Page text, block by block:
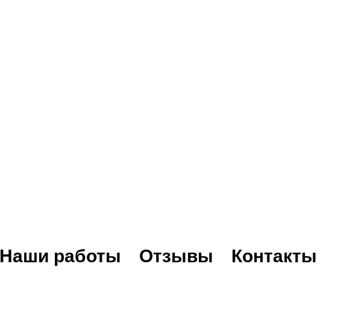
Наши работы Отзывы Контакты